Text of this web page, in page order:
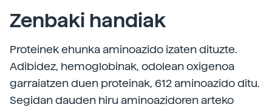
Zenbaki handiak
Proteinek ehunka aminoazido izaten dituzte.
Adibidez, hemoglobinak, odolean oxigenoa
garraiatzen duen proteinak, 612 aminoazido ditu.
Segidan dauden hiru aminoazidoren arteko